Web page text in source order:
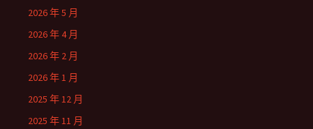
2026 年 5 月
2026 年 4 月
2026 年 2 月
2026 年 1 月
2025 年 12 月
2025 年 11 月